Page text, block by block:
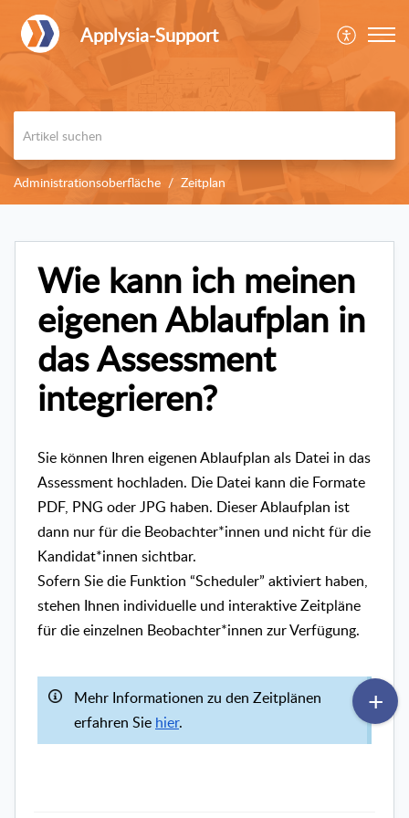
Applysia-Support
Administrationsoberfläche Zeitplan
Wie kann ich meinen
eigenen Ablaufplan in
das Assessment
integrieren?
Sie können Ihren eigenen Ablaufplan als Datei in das
Assessment hochladen. Die Datei kann die Formate
PDF, PNG oder JPG haben. Dieser Ablaufplan ist
dann nur für die Beobachter*innen und nicht für die
Kandidat*innen sichtbar.
Sofern Sie die Funktion “Scheduler” aktiviert haben,
stehen Ihnen individuelle und interaktive Zeitpläne
für die einzelnen Beobachter*innen zur Verfügung.
Mehr Informationen zu den Zeitplänen
erfahren Sie hier.